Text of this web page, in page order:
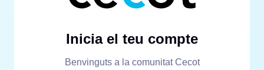
Inicia el teu compte
Benvinguts a la comunitat Cecot